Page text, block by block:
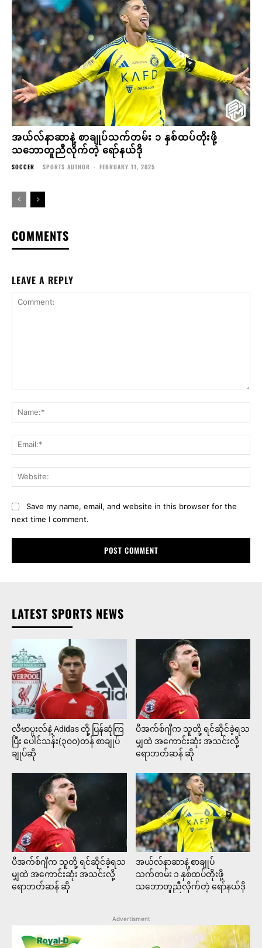
အယ်လ်နာဆာနဲ့ စာချုပ်သက်တမ်း ၁ နှစ်ထပ်တိုးဖို့
သဘောတူညီလိုက်တဲ့ ရော်နယ်ဒို
SOCCER SPORTS AUTHOR - FEBRUARY 11, 2025
COMMENTS
LEAVE A REPLY
Save my name, email, and website in this browser for the
next time I comment.
LATEST SPORTS NEWS
လီဗာပူးလ်နဲ့ Adidas တို့ ပြန်ဆုံကြ
ပြီး ပေါင်သန်း(၃၀၀)တန် စာချုပ်
ချုပ်ဆို
ပီအက်စ်ဂျီက သူတို့ ရင်ဆိုင်ခဲ့ရသ
မျှထဲ အကောင်းဆုံး အသင်းလို့
ရောဘတ်ဆန် ဆို
ပီအက်စ်ဂျီက သူတို့ ရင်ဆိုင်ခဲ့ရသ
မျှထဲ အကောင်းဆုံး အသင်းလို့
ရောဘတ်ဆန် ဆို
အယ်လ်နာဆာနဲ့ စာချုပ်
သက်တမ်း ၁ နှစ်ထပ်တိုးဖို့
သဘောတူညီလိုက်တဲ့ ရော်နယ်ဒို
Advertisment